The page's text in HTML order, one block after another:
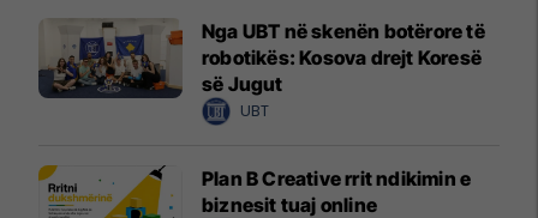
Nga UBT në skenën botërore të
robotikës: Kosova drejt Koresë
së Jugut
UBT
Plan B Creative rrit ndikimin e
biznesit tuaj online